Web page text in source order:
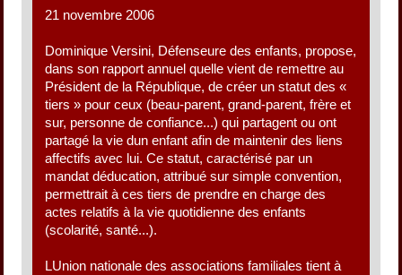
21 novembre 2006
Dominique Versini, Défenseure des enfants, propose,
dans son rapport annuel quelle vient de remettre au
Président de la République, de créer un statut des «
tiers » pour ceux (beau-parent, grand-parent, frère et
sur, personne de confiance...) qui partagent ou ont
partagé la vie dun enfant afin de maintenir des liens
affectifs avec lui. Ce statut, caractérisé par un
mandat déducation, attribué sur simple convention,
permettrait à ces tiers de prendre en charge des
actes relatifs à la vie quotidienne des enfants
(scolarité, santé...).
LUnion nationale des associations familiales tient à